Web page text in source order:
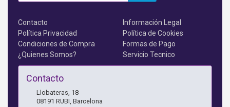
Contacto
Información Legal
Política Privacidad
Política de Cookies
Condiciones de Compra
Formas de Pago
¿Quienes Somos?
Servicio Tecnico
Contacto
Llobateras, 18
08191 RUBI, Barcelona